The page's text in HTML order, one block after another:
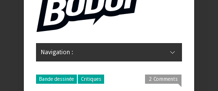
Navigation :
Bande dessinée Critiques 2 Comments